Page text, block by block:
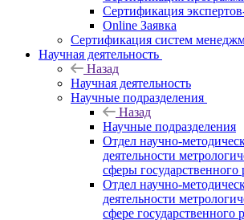
Сертификация
Online Заявка
Сертификация систем
Научная деятельность
Назад
Научная деятельность
Научные подразделения
Назад
Научные подразделения
Отдел научно-
деятельности
сферы государственного
Отдел научно-
деятельности
сфере государственного